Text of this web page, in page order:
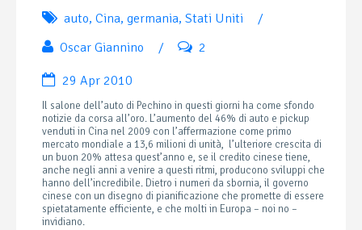
auto, Cina, germania, Stati Uniti
/
Oscar Giannino
/ 2
29 Apr 2010
Il salone dell’auto di Pechino in questi giorni ha come sfondo
notizie da corsa all’oro. L’aumento del 46% di auto e pickup
venduti in Cina nel 2009 con l’affermazione come primo
mercato mondiale a 13,6 milioni di unità, l’ulteriore crescita di
un buon 20% attesa quest’anno e, se il credito cinese tiene,
anche negli anni a venire a questi ritmi, producono sviluppi che
hanno dell’incredibile. Dietro i numeri da sbornia, il governo
cinese con un disegno di pianificazione che promette di essere
spietatamente efficiente, e che molti in Europa – noi no –
invidiano.